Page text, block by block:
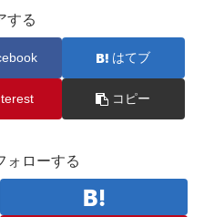
する
はてブ
コピー
ォローする